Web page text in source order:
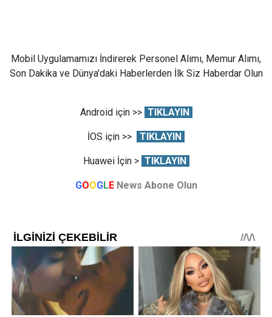
Mobil Uygulamamızı İndirerek Personel Alımı, Memur Alımı,
Son Dakika ve Dünya'daki Haberlerden İlk Siz Haberdar Olun
Android için >> TIKLAYIN
İOS için >> TIKLAYIN
Huawei İçin > TIKLAYIN
GOOGLE News Abone Olun